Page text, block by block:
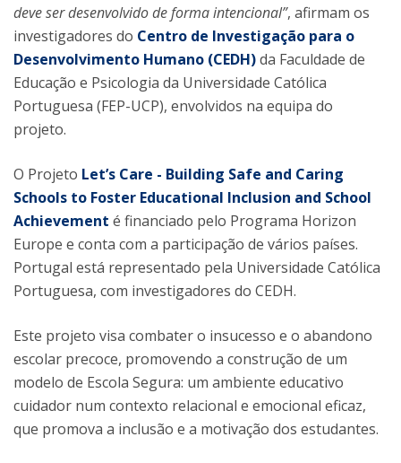
deve ser desenvolvido de forma intencional”, afirmam os
investigadores do Centro de Investigação para o
Desenvolvimento Humano (CEDH)da Faculdade de
Educação e Psicologia da Universidade Católica
Portuguesa (FEP-UCP), envolvidos na equipa do
projeto.
O Projeto Let’s Care - Building Safe and Caring
Schools to Foster Educational Inclusion and School
Achievement é financiado pelo Programa Horizon
Europe e conta com a participação de vários países.
Portugal está representado pela Universidade Católica
Portuguesa, com investigadores do CEDH.
Este projeto visa combater o insucesso e o abandono
escolar precoce, promovendo a construção de um
modelo de Escola Segura: um ambiente educativo
cuidador num contexto relacional e emocional eficaz,
que promova a inclusão e a motivação dos estudantes.